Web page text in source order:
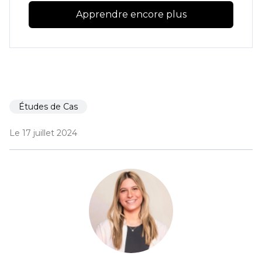
Apprendre encore plus
Études de Cas
Le 17 juillet 2024